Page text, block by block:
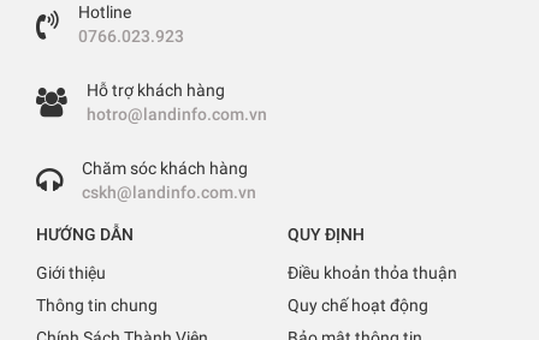
Hotline
0766.023.923
Hỗ trợ khách hàng
hotro@landinfo.com.vn
Chăm sóc khách hàng
cskh@landinfo.com.vn
HƯỚNG DẪN
Giới thiệu
Thông tin chung
QUY ĐỊNH
Điều khoản thỏa thuận
Quy chế hoạt động